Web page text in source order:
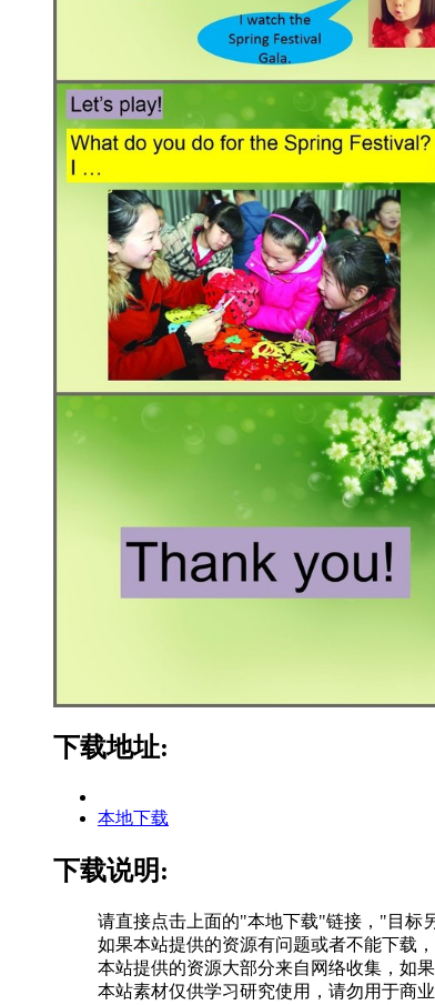
下载地址:
本地下载
下载说明:
请直接点击上面的"本地下载"链接，"目标
如果本站提供的资源有问题或者不能下载
本站提供的资源大部分来自网络收集，如
本站素材仅供学习研究使用，请勿用于商